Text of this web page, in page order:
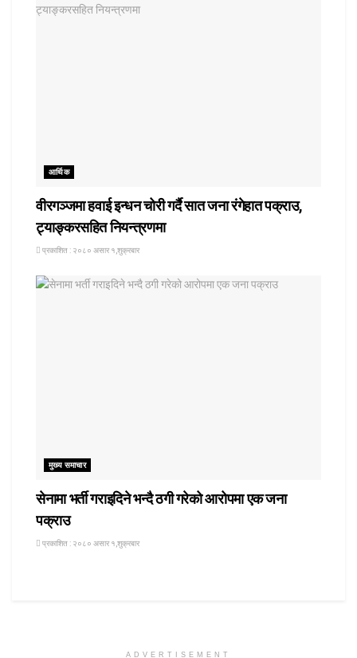
आर्थिक
वीरगञ्जमा हवाई इन्धन चोरी गर्दै सात जना रंगेहात पक्राउ,
ट्याङ्करसहित नियन्त्रणमा
प्रकाशित : २०८० असार १,शुक्रबार
मुख्य समाचार
सेनामा भर्ती गराइदिने भन्दै ठगी गरेको आरोपमा एक जना
पक्राउ
प्रकाशित : २०८० असार १,शुक्रबार
ADVERTISEMENT